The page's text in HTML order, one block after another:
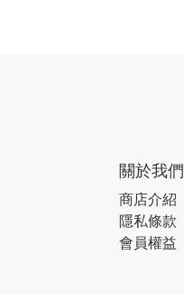
關於我們
商店介紹
隱私條款
會員權益